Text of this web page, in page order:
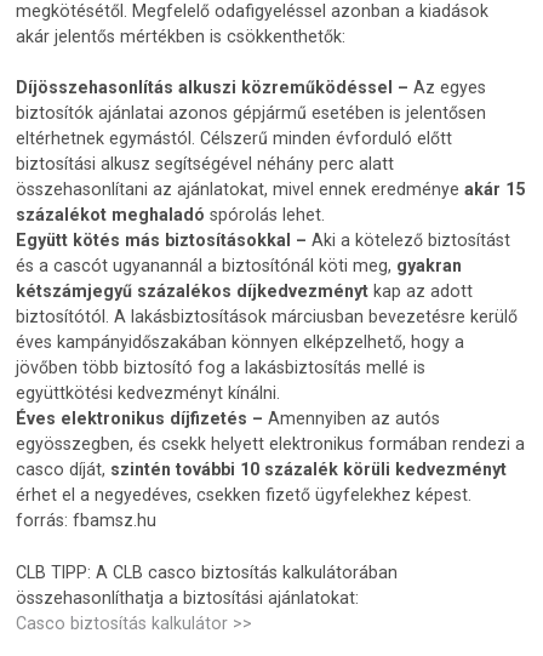
megkötésétől. Megfelelő odafigyeléssel azonban a kiadások
akár jelentős mértékben is csökkenthetők:
Díjösszehasonlítás alkuszi közreműködéssel – Az egyes
biztosítók ajánlatai azonos gépjármű esetében is jelentősen
eltérhetnek egymástól. Célszerű minden évforduló előtt
biztosítási alkusz segítségével néhány perc alatt
összehasonlítani az ajánlatokat, mivel ennek eredményeakár 15
százalékot meghaladó spórolás lehet.
Együtt kötés más biztosításokkal – Aki a kötelező biztosítást
és a cascót ugyanannál a biztosítónál köti meg, gyakran
kétszámjegyű százalékos díjkedvezményt kap az adott
biztosítótól. A lakásbiztosítások márciusban bevezetésre kerülő
éves kampányidőszakában könnyen elképzelhető, hogy a
jövőben több biztosító fog a lakásbiztosítás mellé is
együttkötési kedvezményt kínálni.
Éves elektronikus díjfizetés – Amennyiben az autós
egyösszegben, és csekk helyett elektronikus formában rendezi a
casco díját, szintén további 10 százalék körüli kedvezményt
érhet el a negyedéves, csekken fizető ügyfelekhez képest.
forrás: fbamsz.hu
CLB TIPP: A CLB casco biztosítás kalkulátorában
összehasonlíthatja a biztosítási ajánlatokat:
Casco biztosítás kalkulátor >>